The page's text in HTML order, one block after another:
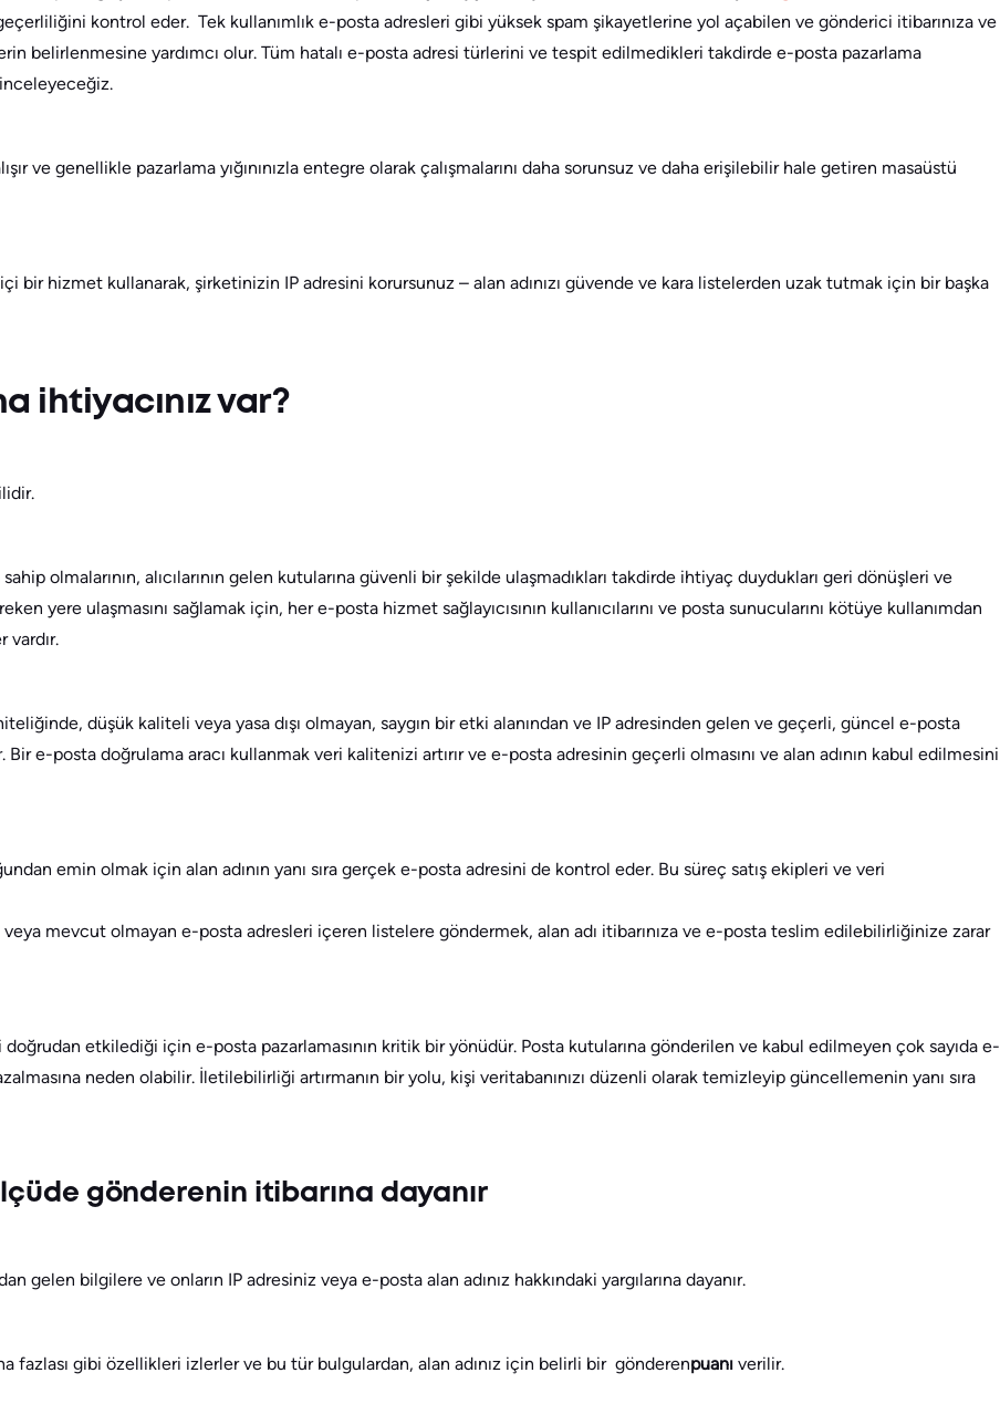
kontrol eder. Tek kullanımlık e-posta adresleri gibi yüksek spam şikayetlerine yol açabilen ve gönderici itibarınıza ve
belirlenmesine yardımcı olur. Tüm hatalı e-posta adresi türlerini ve tespit edilmedikleri takdirde e-posta pazarlama
inceleyeceğiz.
ve genellikle pazarlama yığınınızla entegre olarak çalışmalarını daha sorunsuz ve daha erişilebilir hale getiren masaüstü
bir hizmet kullanarak, şirketinizin IP adresini korursunuz – alan adınızı güvende ve kara listelerden uzak tutmak için bir başka
ihtiyacınız var?
olmalarının, alıcılarının gelen kutularına güvenli bir şekilde ulaşmadıkları takdirde ihtiyaç duydukları geri dönüşleri ve
yere ulaşmasını sağlamak için, her e-posta hizmet sağlayıcısının kullanıcılarını ve posta sunucularını kötüye kullanımdan
düşük kaliteli veya yasa dışı olmayan, saygın bir etki alanından ve IP adresinden gelen ve geçerli, güncel e-posta
e-posta doğrulama aracı kullanmak veri kalitenizi artırır ve e-posta adresinin geçerli olmasını ve alan adının kabul edilmesini
emin olmak için alan adının yanı sıra gerçek e-posta adresini de kontrol eder. Bu süreç satış ekipleri ve veri
veya mevcut olmayan e-posta adresleri içeren listelere göndermek, alan adı itibarınıza ve e-posta teslim edilebilirliğinize zarar
etkilediği için e-posta pazarlamasının kritik bir yönüdür. Posta kutularına gönderilen ve kabul edilmeyen çok sayıda e-
neden olabilir. İletilebilirliği artırmanın bir yolu, kişi veritabanınızı düzenli olarak temizleyip güncellemenin yanı sıra
gönderenin itibarına dayanır
gelen bilgilere ve onların IP adresiniz veya e-posta alan adınız hakkındaki yargılarına dayanır.
fazlası gibi özellikleri izlerler ve bu tür bulgulardan, alan adınız için belirli bir gönderenpuanı verilir.